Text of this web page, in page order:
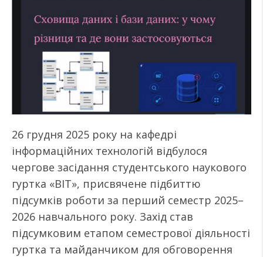
26 грудня 2025 року на кафедрі
інформаційних технологій відбулося
чергове засідання студентського наукового
гуртка «BIT», присвячене підбиттю
підсумків роботи за перший семестр 2025–
2026 навчального року. Захід став
підсумковим етапом семестрової діяльності
гуртка та майданчиком для обговорення